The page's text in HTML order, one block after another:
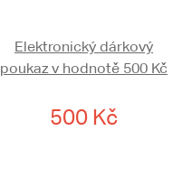
Elektronický dárkový
poukaz v hodnotě 500 Kč
500 Kč